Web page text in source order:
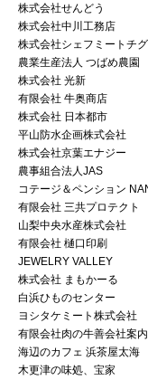
株式会社せんどう
株式会社中川工務店
株式会社シェフミートチ
農業生産法人 つばめ農園
株式会社 光新
有限会社 牛奥商店
株式会社 日本都市
平山防水企画株式会社
株式会社京葉エナジー
農事組合法人JAS
コテージ＆ペンション
有限会社 三共プロテクト
山梨中央水産株式会社
有限会社 樋口印刷
JEWELRY VALLEY
株式会社 まもかーる
白浜ひものセンター
ヨシタケミート株式会社
有限会社肉の牛善会社案内
海辺のカフェ 浜茶屋太海
木更津の味処、宝家